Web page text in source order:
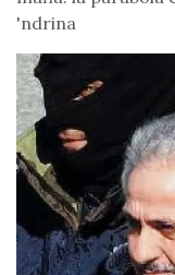
'ndrina